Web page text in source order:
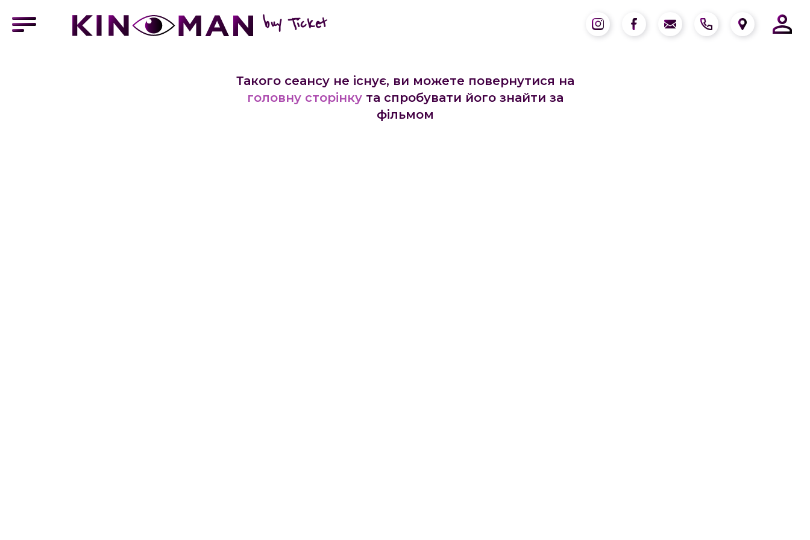
buy Ticket
Такого сеансу не існує, ви можете повернутися на
головну сторінку та спробувати його знайти за
фільмом